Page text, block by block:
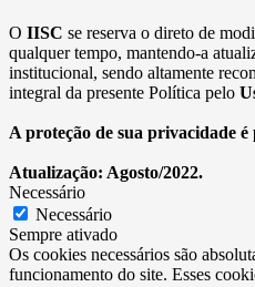
O IISC se reserva o direto de
qualquer tempo, mantendo-a
institucional, sendo altamente
integral da presente Política pelo
A proteção de sua privacidade
Atualização: Agosto/2022.
Necessário
Necessário
Sempre ativado
Os cookies necessários são
funcionamento do site. Esses